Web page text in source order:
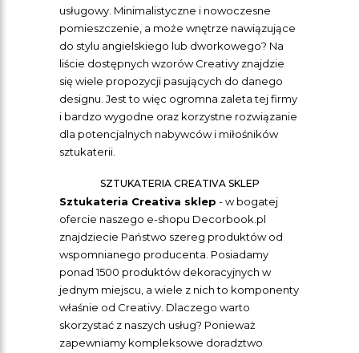
usługowy. Minimalistyczne i nowoczesne
pomieszczenie, a może wnętrze nawiązujące
do stylu angielskiego lub dworkowego? Na
liście dostępnych wzorów Creativy znajdzie
się wiele propozycji pasujących do danego
designu. Jest to więc ogromna zaleta tej firmy
i bardzo wygodne oraz korzystne rozwiązanie
dla potencjalnych nabywców i miłośników
sztukaterii.
SZTUKATERIA CREATIVA SKLEP
Sztukateria Creativa sklep - w bogatej
ofercie naszego e-shopu Decorbook.pl
znajdziecie Państwo szereg produktów od
wspomnianego producenta. Posiadamy
ponad 1500 produktów dekoracyjnych w
jednym miejscu, a wiele z nich to komponenty
właśnie od Creativy. Dlaczego warto
skorzystać z naszych usług? Ponieważ
zapewniamy kompleksowe doradztwo